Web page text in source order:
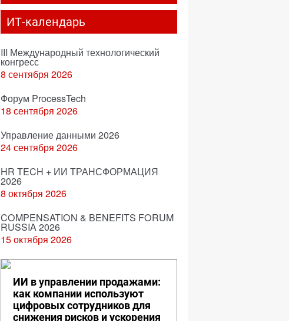
ИТ-календарь
III Международный технологический
конгресс
8 сентября 2026
Форум ProcessTech
18 сентября 2026
Управление данными 2026
24 сентября 2026
HR TECH + ИИ ТРАНСФОРМАЦИЯ
2026
8 октября 2026
COMPENSATION & BENEFITS FORUM
RUSSIA 2026
15 октября 2026
ИИ в управлении продажами:
как компании используют
цифровых сотрудников для
снижения рисков и ускорения